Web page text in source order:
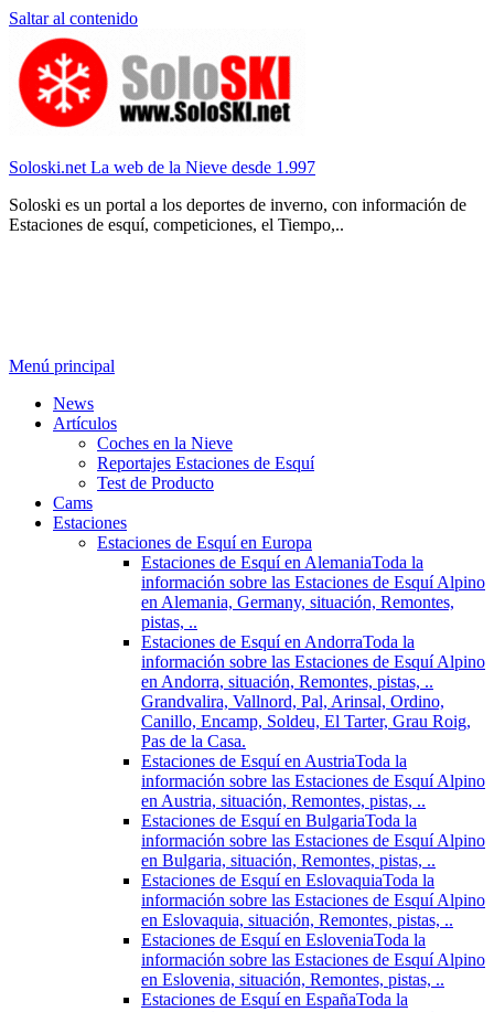
Saltar al contenido
Soloski.net La web de la Nieve desde 1.997
Soloski es un portal a los deportes de inverno, con información de
Estaciones de esquí, competiciones, el Tiempo,..
Menú principal
News
Artículos
Coches en la Nieve
Reportajes Estaciones de Esquí
Test de Producto
Cams
Estaciones
Estaciones de Esquí en Europa
Estaciones de Esquí en AlemaniaToda la
información sobre las Estaciones de Esquí Alpino
en Alemania, Germany, situación, Remontes,
pistas, ..
Estaciones de Esquí en AndorraToda la
información sobre las Estaciones de Esquí Alpino
en Andorra, situación, Remontes, pistas, ..
Grandvalira, Vallnord, Pal, Arinsal, Ordino,
Canillo, Encamp, Soldeu, El Tarter, Grau Roig,
Pas de la Casa.
Estaciones de Esquí en AustriaToda la
información sobre las Estaciones de Esquí Alpino
en Austria, situación, Remontes, pistas, ..
Estaciones de Esquí en BulgariaToda la
información sobre las Estaciones de Esquí Alpino
en Bulgaria, situación, Remontes, pistas, ..
Estaciones de Esquí en EslovaquiaToda la
información sobre las Estaciones de Esquí Alpino
en Eslovaquia, situación, Remontes, pistas, ..
Estaciones de Esquí en EsloveniaToda la
información sobre las Estaciones de Esquí Alpino
en Eslovenia, situación, Remontes, pistas, ..
Estaciones de Esquí en EspañaToda la